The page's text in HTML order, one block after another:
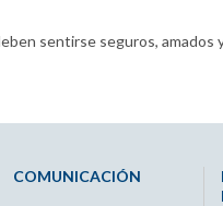
sentirse seguros,
COMUNICACIÓN